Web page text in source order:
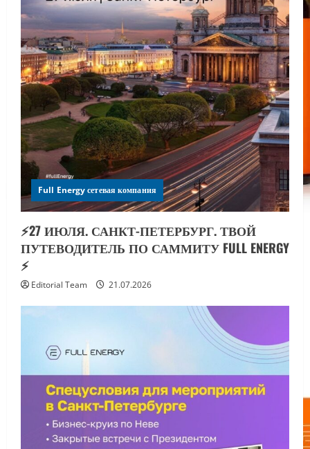
Full Energy сетевая компания
⚡️27 ИЮЛЯ. САНКТ-ПЕТЕРБУРГ. ТВОЙ
ПУТЕВОДИТЕЛЬ ПО САММИТУ FULL ENERGY
⚡️
Editorial Team 21.07.2026